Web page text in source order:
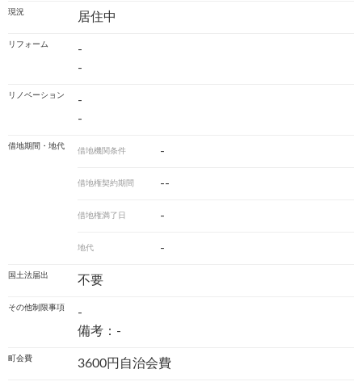
現況 居住中
リフォーム
-
-
リノベーション
-
-
借地期間・地代
借地機関条件 -
借地権契約期間 --
借地権満了日 -
地代 -
国土法届出 不要
その他制限事項
-
備考：-
町会費 3600円自治会費